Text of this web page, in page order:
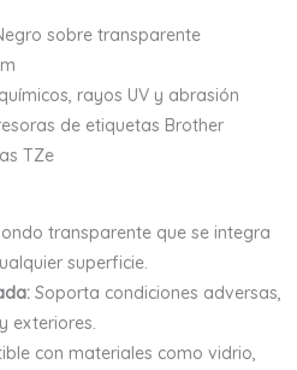
sobre transparente
rayos UV y abrasión
de etiquetas Brother
TZe
transparente que se integra
superficie.
Soporta condiciones adversas,
exteriores.
con materiales como vidrio,